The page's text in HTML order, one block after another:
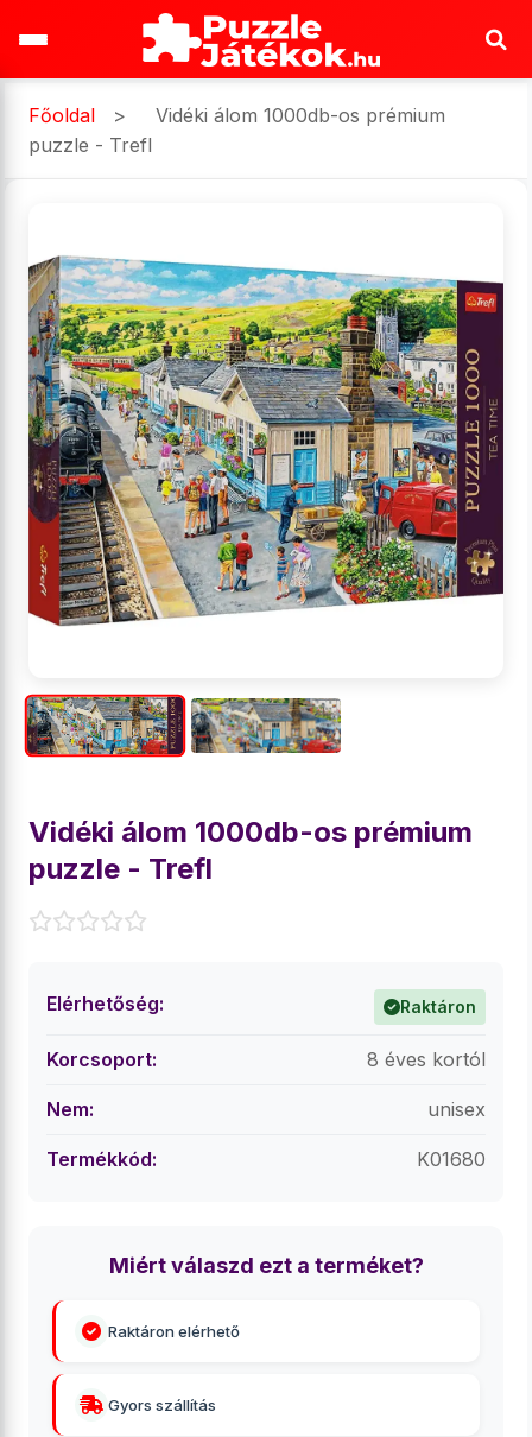
Főoldal >
Vidéki álom 1000db-os prémium
puzzle - Trefl
Vidéki álom 1000db-os prémium
puzzle - Trefl
Elérhetőség: Raktáron
Korcsoport: 8 éves kortól
Nem: unisex
Termékkód: K01680
Miért válaszd ezt a terméket?
Raktáron elérhető
Gyors szállítás